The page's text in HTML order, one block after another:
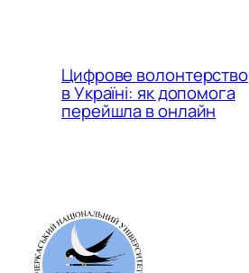
Цифрове волонтерство
в Україні: як допомога
перейшла в онлайн